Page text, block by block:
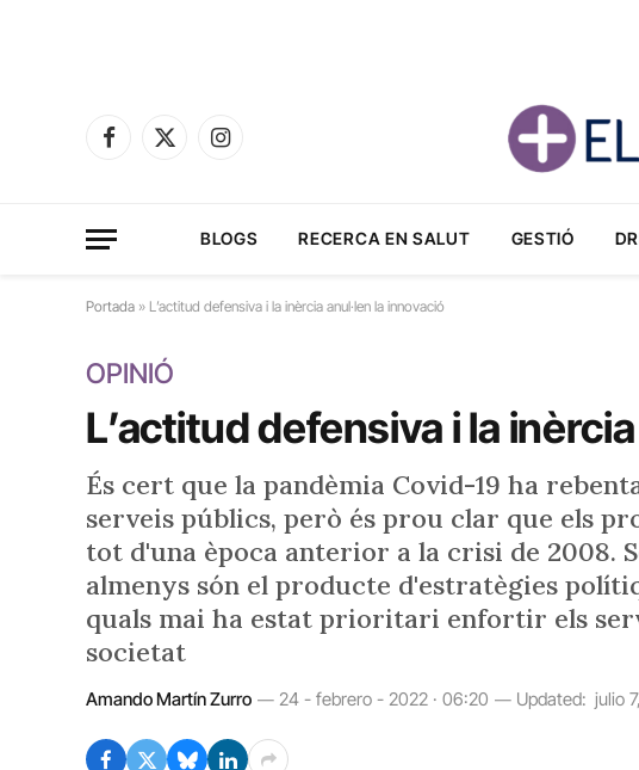
Facebook
X
Instagram
BLOGS RECERCA EN SALUT GESTIÓ
Portada » L’actitud defensiva i la inèrcia anul·len la innovació
OPINIÓ
L’actitud defensiva i la
És cert que la pandèmia Covid-19 ha
serveis públics, però és prou clar que els
tot d'una època anterior a la crisi de 2008.
almenys són el producte d'estratègies
quals mai ha estat prioritari enfortir els
societat
Amando Martín Zurro 24 - febrero - 2022 · 06:20 Updated: julio